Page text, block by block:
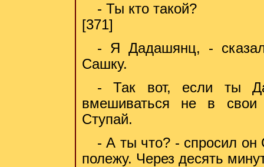
- Ты кто такой?
[371]
- Я Дадашянц, -
Сашку.
- Так вот, если ты
вмешиваться не в свои
Ступай.
- А ты что? - спросил
полежу. Через десять